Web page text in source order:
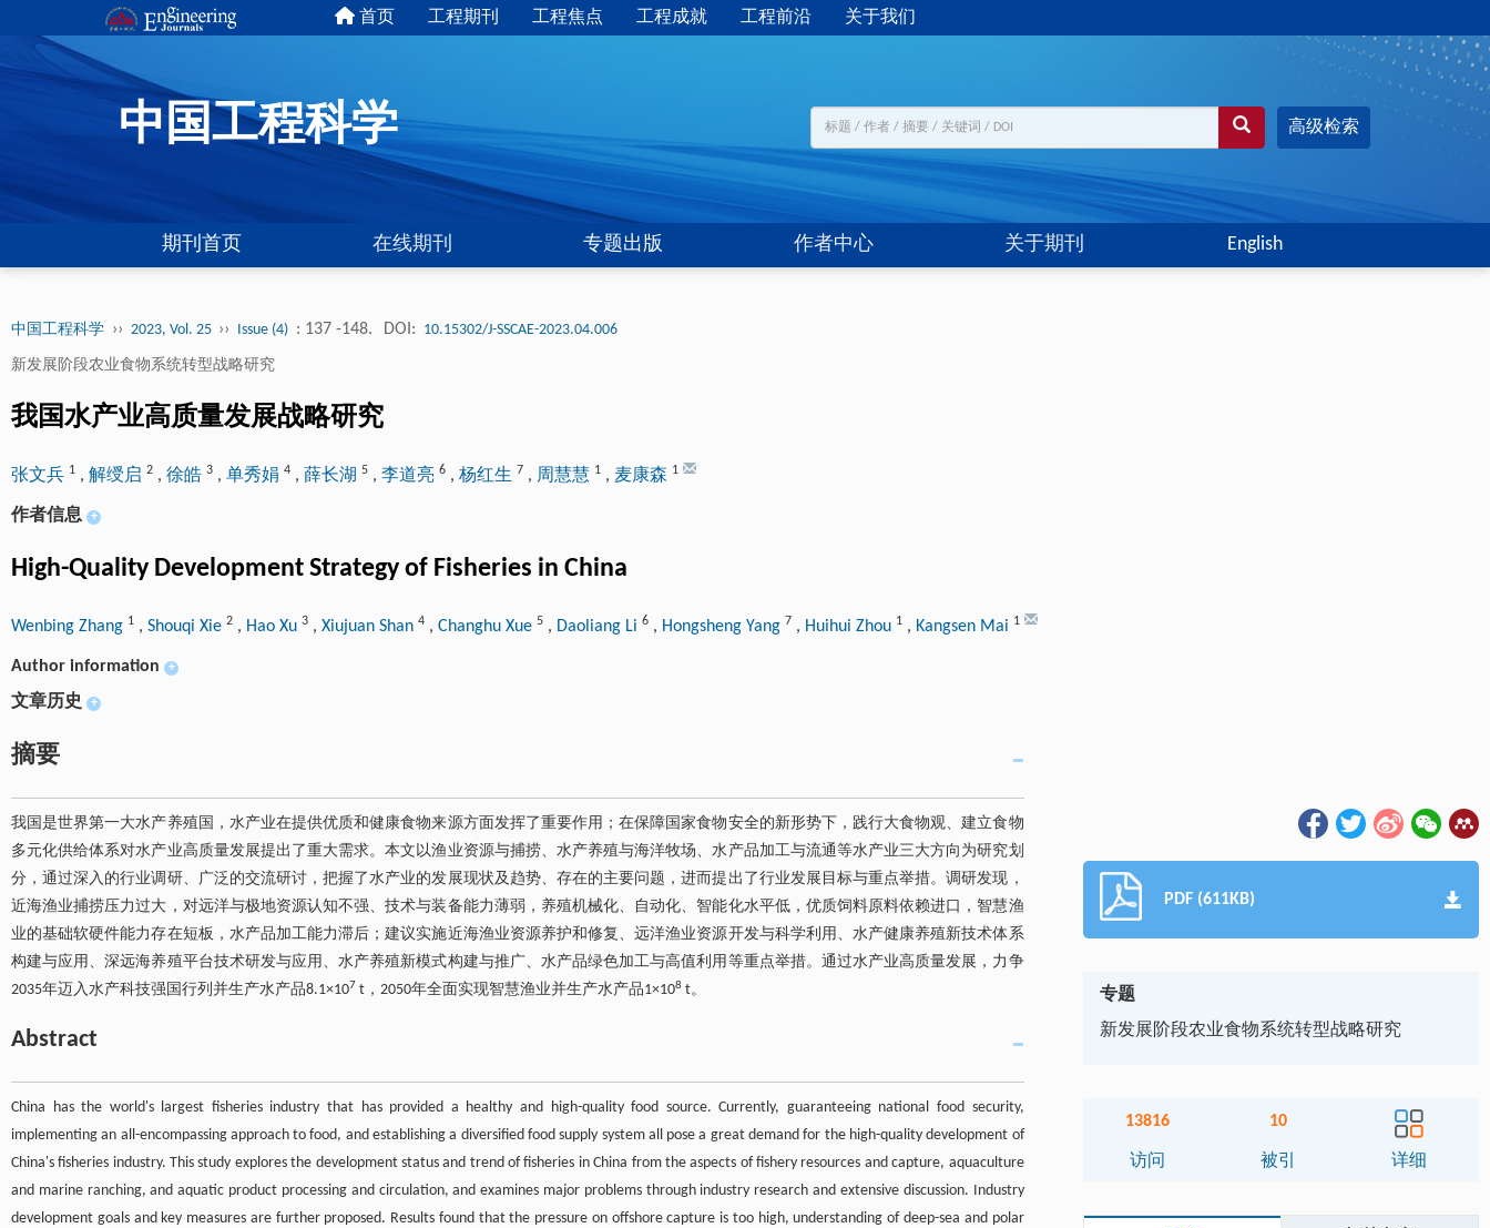
首页 工程期刊 工程焦点 工程成就 工程前沿 关于我们
中国工程科学 高级检索
期刊首页 在线期刊 专题出版 作者中心 关于期刊 English
中国工程科学 ›› 2023, Vol. 25 ›› Issue (4) : 137 -148. DOI: 10.15302/J-SSCAE-2023.04.006
新发展阶段农业食物系统转型战略研究
我国水产业高质量发展战略研究
张文兵 1 , 解绶启 2 , 徐皓 3 , 单秀娟 4 , 薛长湖 5 , 李道亮 6 , 杨红生 7 , 周慧慧 1 , 麦康森 1
作者信息 +
High-Quality Development Strategy of Fisheries in China
Wenbing Zhang 1 , Shouqi Xie 2 , Hao Xu 3 , Xiujuan Shan 4 , Changhu Xue 5 , Daoliang Li 6 , Hongsheng Yang 7 , Huihui Zhou 1 , Kangsen Mai 1
Author information +
文章历史 +
摘要
我国是世界第一大水产养殖国，水产业在提供优质和健康食物来源方面发挥了重要作用；在保障国家食物安全的新形势下，践行大食物观、建立食物
多元化供给体系对水产业高质量发展提出了重大需求。本文以渔业资源与捕捞、水产养殖与海洋牧场、水产品加工与流通等水产业三大方向为研究划
分，通过深入的行业调研、广泛的交流研讨，把握了水产业的发展现状及趋势、存在的主要问题，进而提出了行业发展目标与重点举措。调研发现，
近海渔业捕捞压力过大，对远洋与极地资源认知不强、技术与装备能力薄弱，养殖机械化、自动化、智能化水平低，优质饲料原料依赖进口，智慧渔
业的基础软硬件能力存在短板，水产品加工能力滞后；建议实施近海渔业资源养护和修复、远洋渔业资源开发与科学利用、水产健康养殖新技术体系
构建与应用、深远海养殖平台技术研发与应用、水产养殖新模式构建与推广、水产品绿色加工与高值利用等重点举措。通过水产业高质量发展，力争
2035年迈入水产科技强国行列并生产水产品8.1×107 t，2050年全面实现智慧渔业并生产水产品1×108 t。
Abstract
China has the world's largest fisheries industry that has provided a healthy and high-quality food source. Currently, guaranteeing national food security,
implementing an all-encompassing approach to food, and establishing a diversified food supply system all pose a great demand for the high-quality development of
China's fisheries industry. This study explores the development status and trend of fisheries in China from the aspects of fishery resources and capture, aquaculture
and marine ranching, and aquatic product processing and circulation, and examines major problems through industry research and extensive discussion. Industry
development goals and key measures are further proposed. Results found that the pressure on offshore capture is too high, understanding of deep-sea and polar
PDF (611KB)
专题
新发展阶段农业食物系统转型战略研究
13816
访问
10
被引 详细